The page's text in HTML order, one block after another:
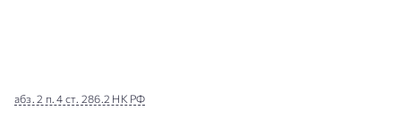
абз. 2 п. 4 ст. 286.2 НК РФ